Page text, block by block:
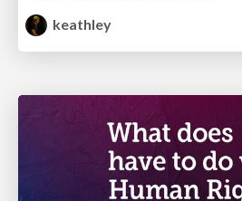
keathley